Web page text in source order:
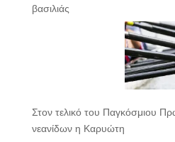
βασιλιάς
Στον τελικό του Παγκόσμιου
νεανίδων η Καρυώτη